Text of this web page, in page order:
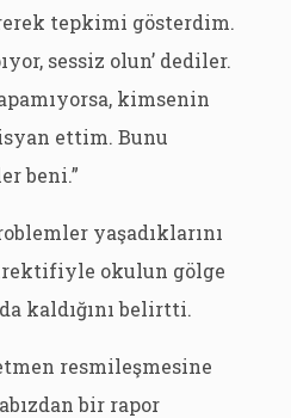
tepkimi gösterdim.
sessiz olun’ dediler.
kimsenin
ettim. Bunu
beni.”
yaşadıklarını
okulun gölge
kaldığını belirtti.
resmileşmesine
bir rapor